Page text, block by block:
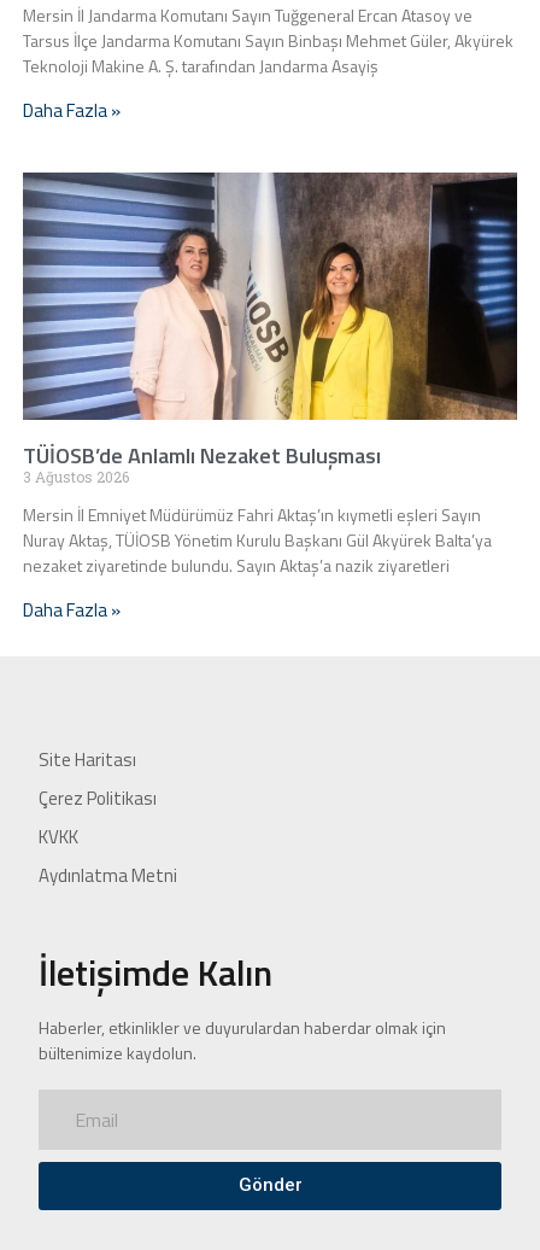
Mersin İl Jandarma Komutanı Sayın Tuğgeneral Ercan Atasoy ve
Tarsus İlçe Jandarma Komutanı Sayın Binbaşı Mehmet Güler, Akyürek
Teknoloji Makine A. Ş. tarafından Jandarma Asayiş
Daha Fazla »
TÜİOSB’de Anlamlı Nezaket Buluşması
3 Ağustos 2026
Mersin İl Emniyet Müdürümüz Fahri Aktaş’ın kıymetli eşleri Sayın
Nuray Aktaş, TÜİOSB Yönetim Kurulu Başkanı Gül Akyürek Balta’ya
nezaket ziyaretinde bulundu. Sayın Aktaş’a nazik ziyaretleri
Daha Fazla »
Site Haritası
Çerez Politikası
KVKK
Aydınlatma Metni
İletişimde Kalın
Haberler, etkinlikler ve duyurulardan haberdar olmak için
bültenimize kaydolun.
Gönder